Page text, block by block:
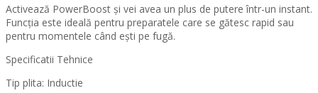
Activează PowerBoost și vei avea un plus de putere într-un instant.
Funcţia este ideală pentru preparatele care se gătesc rapid sau
pentru momentele când ești pe fugă.
Specificatii Tehnice
Tip plita: Inductie